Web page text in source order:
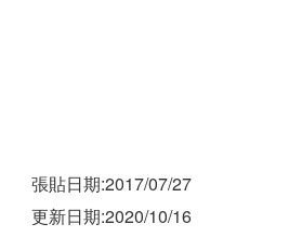
張貼日期:2017/07/27
更新日期:2020/10/16